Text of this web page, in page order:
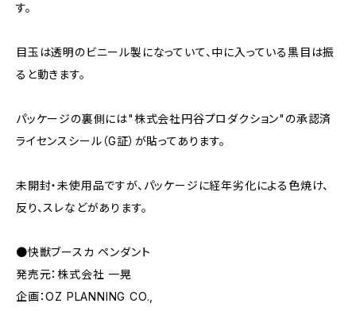
す。
目玉は透明のビニール製になっていて、中に入っている黒目は振
ると動きます。
パッケージの裏側には"株式会社円谷プロダクション"の承認済
ライセンスシール（G証）が貼ってあります。
未開封・未使用品ですが、パッケージに経年劣化による色焼け、
反り、スレなどがあります。
●快獣ブースカ ペンダント
発売元：株式会社 一晃
企画：OZ PLANNING CO.,